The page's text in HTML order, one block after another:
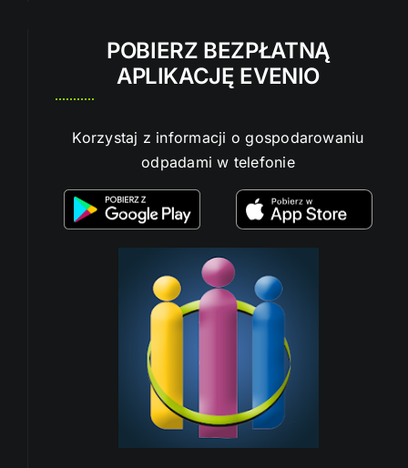
POBIERZ BEZPŁATNĄ
APLIKACJĘ EVENIO
Korzystaj z informacji o gospodarowaniu
odpadami w telefonie